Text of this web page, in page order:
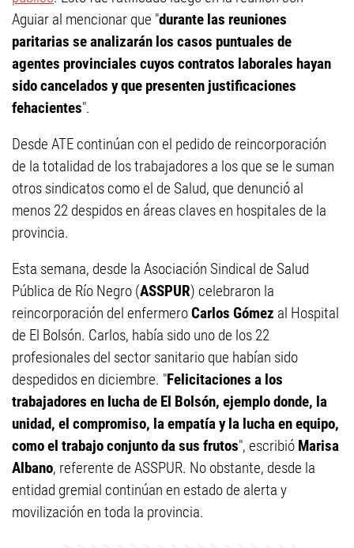
Aguiar al mencionar que "durante las reuniones
paritarias se analizarán los casos puntuales de
agentes provinciales cuyos contratos laborales hayan
sido cancelados y que presenten justificaciones
fehacientes".
Desde ATE continúan con el pedido de reincorporación
de la totalidad de los trabajadores a los que se le suman
otros sindicatos como el de Salud, que denunció al
menos 22 despidos en áreas claves en hospitales de la
provincia.
Esta semana, desde la Asociación Sindical de Salud
Pública de Río Negro (ASSPUR) celebraron la
reincorporación del enfermeroCarlos Gómez al Hospital
de El Bolsón. Carlos, había sido uno de los 22
profesionales del sector sanitario que habían sido
despedidos en diciembre. "Felicitaciones a los
trabajadores en lucha de El Bolsón, ejemplo donde, la
unidad, el compromiso, la empatía y la lucha en equipo,
como el trabajo conjunto da sus frutos", escribió Marisa
Albano, referente de ASSPUR. No obstante, desde la
entidad gremial continúan en estado de alerta y
movilización en toda la provincia.